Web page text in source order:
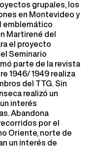
grupales, los
en Montevideo y
emblemático
Martirené del
el proyecto
Seminario
parte de la revista
1946/ 1949 realiza
del TTG. Sin
realizó un
interés
Abandona
por el
Oriente, norte de
un interés de